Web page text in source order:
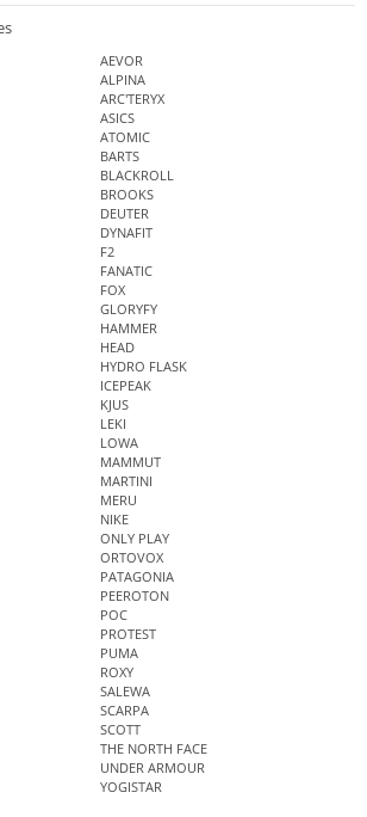
AEVOR
ALPINA
ARC'TERYX
ASICS
ATOMIC
BARTS
BLACKROLL
BROOKS
DEUTER
DYNAFIT
F2
FANATIC
FOX
GLORYFY
HAMMER
HEAD
HYDRO FLASK
ICEPEAK
KJUS
LEKI
LOWA
MAMMUT
MARTINI
MERU
NIKE
ONLY PLAY
ORTOVOX
PATAGONIA
PEEROTON
POC
PROTEST
PUMA
ROXY
SALEWA
SCARPA
SCOTT
THE NORTH FACE
UNDER ARMOUR
YOGISTAR